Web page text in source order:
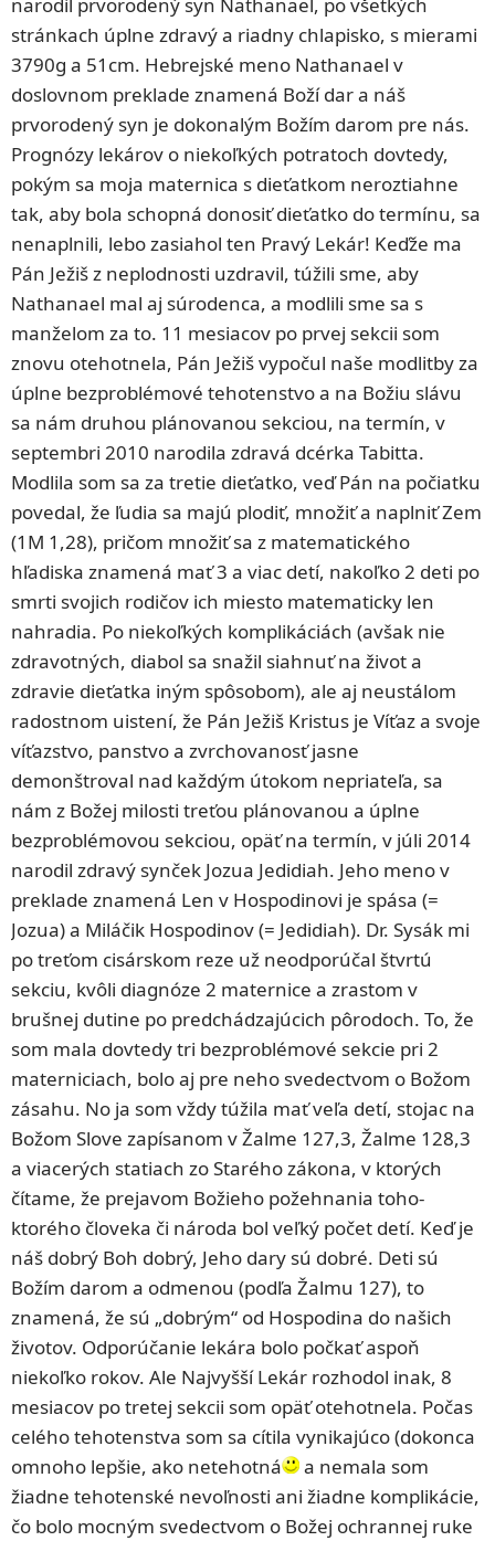
narodil prvorodený syn Nathanael, po všetkých
stránkach úplne zdravý a riadny chlapisko, s mierami
3790g a 51cm. Hebrejské meno Nathanael v
doslovnom preklade znamená Boží dar a náš
prvorodený syn je dokonalým Božím darom pre nás.
Prognózy lekárov o niekoľkých potratoch dovtedy,
pokým sa moja maternica s dieťatkom neroztiahne
tak, aby bola schopná donosiť dieťatko do termínu, sa
nenaplnili, lebo zasiahol ten Pravý Lekár! Keďže ma
Pán Ježiš z neplodnosti uzdravil, túžili sme, aby
Nathanael mal aj súrodenca, a modlili sme sa s
manželom za to. 11 mesiacov po prvej sekcii som
znovu otehotnela, Pán Ježiš vypočul naše modlitby za
úplne bezproblémové tehotenstvo a na Božiu slávu
sa nám druhou plánovanou sekciou, na termín, v
septembri 2010 narodila zdravá dcérka Tabitta.
Modlila som sa za tretie dieťatko, veď Pán na počiatku
povedal, že ľudia sa majú plodiť, množiť a naplniť Zem
(1M 1,28), pričom množiť sa z matematického
hľadiska znamená mať 3 a viac detí, nakoľko 2 deti po
smrti svojich rodičov ich miesto matematicky len
nahradia. Po niekoľkých komplikáciách (avšak nie
zdravotných, diabol sa snažil siahnuť na život a
zdravie dieťatka iným spôsobom), ale aj neustálom
radostnom uistení, že Pán Ježiš Kristus je Víťaz a svoje
víťazstvo, panstvo a zvrchovanosť jasne
demonštroval nad každým útokom nepriateľa, sa
nám z Božej milosti treťou plánovanou a úplne
bezproblémovou sekciou, opäť na termín, v júli 2014
narodil zdravý synček Jozua Jedidiah. Jeho meno v
preklade znamená Len v Hospodinovi je spása (=
Jozua) a Miláčik Hospodinov (= Jedidiah). Dr. Sysák mi
po treťom cisárskom reze už neodporúčal štvrtú
sekciu, kvôli diagnóze 2 maternice a zrastom v
brušnej dutine po predchádzajúcich pôrodoch. To, že
som mala dovtedy tri bezproblémové sekcie pri 2
materniciach, bolo aj pre neho svedectvom o Božom
zásahu. No ja som vždy túžila mať veľa detí, stojac na
Božom Slove zapísanom v Žalme 127,3, Žalme 128,3
a viacerých statiach zo Starého zákona, v ktorých
čítame, že prejavom Božieho požehnania toho-
ktorého človeka či národa bol veľký počet detí. Keď je
náš dobrý Boh dobrý, Jeho dary sú dobré. Deti sú
Božím darom a odmenou (podľa Žalmu 127), to
znamená, že sú „dobrým“ od Hospodina do našich
životov. Odporúčanie lekára bolo počkať aspoň
niekoľko rokov. Ale Najvyšší Lekár rozhodol inak, 8
mesiacov po tretej sekcii som opäť otehotnela. Počas
celého tehotenstva som sa cítila vynikajúco (dokonca
omnoho lepšie, ako netehotná
a nemala som
žiadne tehotenské nevoľnosti ani žiadne komplikácie,
čo bolo mocným svedectvom o Božej ochrannej ruke